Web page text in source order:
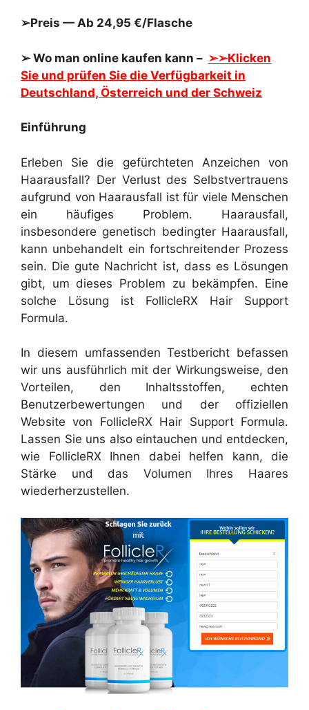
➢Preis — Ab 24,95 €/Flasche
➢ Wo man online kaufen kann – ➢➢Klicken
Sie und prüfen Sie die Verfügbarkeit in
Deutschland, Österreich und der Schweiz
Einführung
Erleben Sie die gefürchteten Anzeichen von
Haarausfall? Der Verlust des Selbstvertrauens
aufgrund von Haarausfall ist für viele Menschen
ein häufiges Problem. Haarausfall,
insbesondere genetisch bedingter Haarausfall,
kann unbehandelt ein fortschreitender Prozess
sein. Die gute Nachricht ist, dass es Lösungen
gibt, um dieses Problem zu bekämpfen. Eine
solche Lösung ist FollicleRX Hair Support
Formula.
In diesem umfassenden Testbericht befassen
wir uns ausführlich mit der Wirkungsweise, den
Vorteilen, den Inhaltsstoffen, echten
Benutzerbewertungen und der offiziellen
Website von FollicleRX Hair Support Formula.
Lassen Sie uns also eintauchen und entdecken,
wie FollicleRX Ihnen dabei helfen kann, die
Stärke und das Volumen Ihres Haares
wiederherzustellen.